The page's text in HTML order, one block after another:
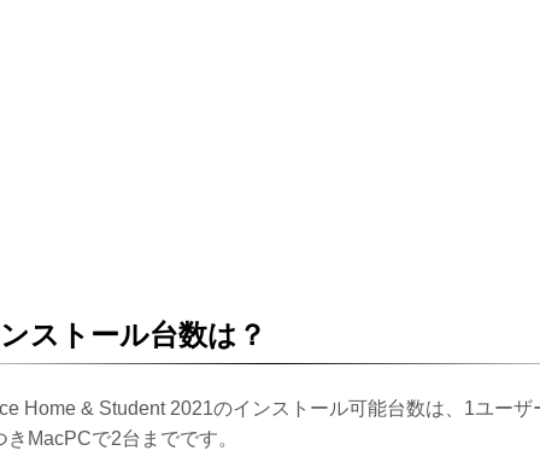
ストール台数は？
Home & Student 2021のインストール可能台数は、1ユーザ
きMacPCで2台までです。